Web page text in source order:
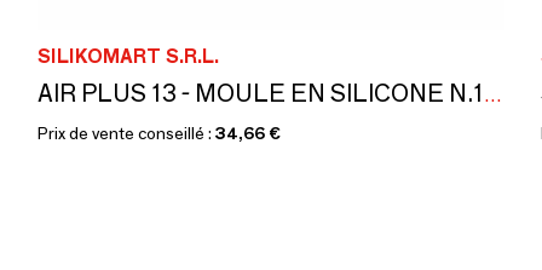
SILIKOMART S.R.L.
AIR PLUS 13 - MOULE EN SILICONE N.12 ROND ø60 H 40 MM
Prix de vente conseillé : 34,66 €